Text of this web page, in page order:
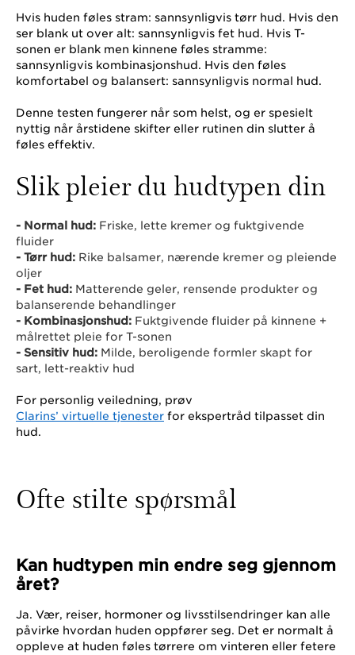
Hvis huden føles stram: sannsynligvis tørr hud. Hvis den
ser blank ut over alt: sannsynligvis fet hud. Hvis T-
sonen er blank men kinnene føles stramme:
sannsynligvis kombinasjonshud. Hvis den føles
komfortabel og balansert: sannsynligvis normal hud.
Denne testen fungerer når som helst, og er spesielt
nyttig når årstidene skifter eller rutinen din slutter å
føles effektiv.
Slik pleier du hudtypen din
- Normal hud: Friske, lette kremer og fuktgivende
fluider
- Tørr hud: Rike balsamer, nærende kremer og pleiende
oljer
- Fet hud: Matterende geler, rensende produkter og
balanserende behandlinger
- Kombinasjonshud: Fuktgivende fluider på kinnene +
målrettet pleie for T-sonen
- Sensitiv hud: Milde, beroligende formler skapt for
sart, lett-reaktiv hud
For personlig veiledning, prøv
Clarins’ virtuelle tjenester for ekspertråd tilpasset din
hud.
Ofte stilte spørsmål
Kan hudtypen min endre seg gjennom
året?
Ja. Vær, reiser, hormoner og livsstilsendringer kan alle
påvirke hvordan huden oppfører seg. Det er normalt å
oppleve at huden føles tørrere om vinteren eller fetere